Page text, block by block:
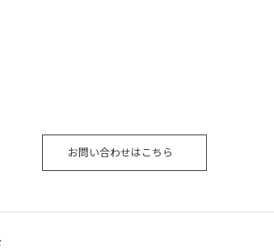
お問い合わせはこちら